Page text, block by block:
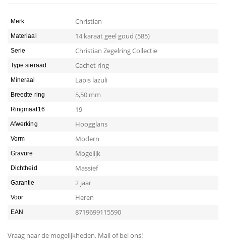
Merk Christian
Materiaal 14 karaat geel goud (585)
Serie Christian Zegelring Collectie
Type sieraad Cachet ring
Mineraal Lapis lazuli
Breedte ring 5,50 mm
Ringmaat16 19
Afwerking Hoogglans
Vorm Modern
Gravure Mogelijk
Dichtheid Massief
Garantie 2 jaar
Voor Heren
EAN 8719699115590
Vraag naar de mogelijkheden. Mail of bel ons!